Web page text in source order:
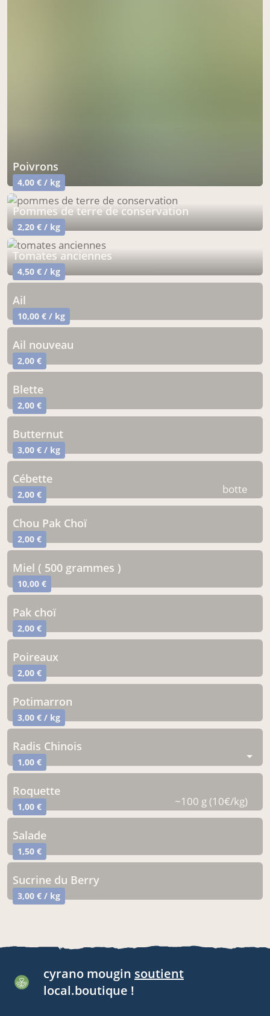
Poivrons
4,00 € / kg
pommes de terre de conservation
2,20 € / kg
tomates anciennes
4,50 € / kg
ail
10,00 € / kg
ail nouveau
2,00 €
Blette
2,00 €
Butternut
3,00 € / kg
Cébette
2,00 € botte
Chou Pak Choï
2,00 €
miel ( 500 grammes )
10,00 €
Pak choï
2,00 €
Poireaux
2,00 €
Potimarron
3,00 € / kg
Radis Chinois
1,00 €
roquette
1,00 € ~100 g (10€/kg)
Salade
1,50 €
Sucrine du Berry
3,00 € / kg
cyrano mougin soutient
local.boutique !